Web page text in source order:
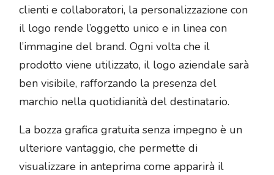
clienti e collaboratori, la personalizzazione con
il logo rende l’oggetto unico e in linea con
l’immagine del brand. Ogni volta che il
prodotto viene utilizzato, il logo aziendale sarà
ben visibile, rafforzando la presenza del
marchio nella quotidianità del destinatario.
La bozza grafica gratuita senza impegno è un
ulteriore vantaggio, che permette di
visualizzare in anteprima come apparirà il